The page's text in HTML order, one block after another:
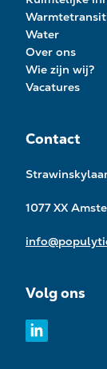
Water
Over ons
Wie zijn wij?
Vacatures
Contact
1077 XX
Volg ons